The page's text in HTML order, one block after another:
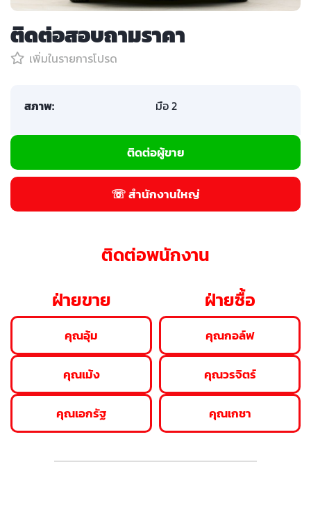
ติดต่อสอบถามราคา
เพิ่มในรายการโปรด
สภาพ: มือ 2
ติดต่อผู้ขาย
☏ สำนักงานใหญ่
ติดต่อพนักงาน
ฝ่ายขาย
คุณอุ้ม
คุณเม้ง
คุณเอกรัฐ
ฝ่ายซื้อ
คุณกอล์ฟ
คุณวรจิตร์
คุณเกชา